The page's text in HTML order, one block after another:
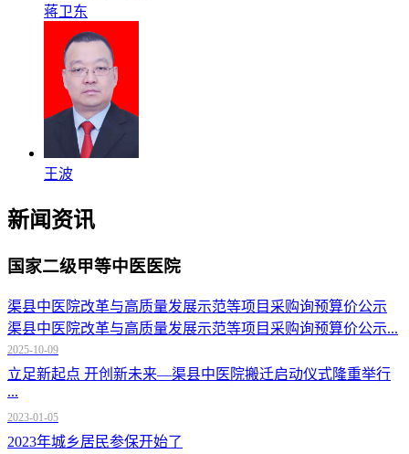
蒋卫东
王波
新闻资讯
国家二级甲等中医医院
渠县中医院改革与高质量发展示范等项目采购询预算价公示
渠县中医院改革与高质量发展示范等项目采购询预算价公示...
2025-10-09
立足新起点 开创新未来—渠县中医院搬迁启动仪式隆重举行
...
2023-01-05
2023年城乡居民参保开始了